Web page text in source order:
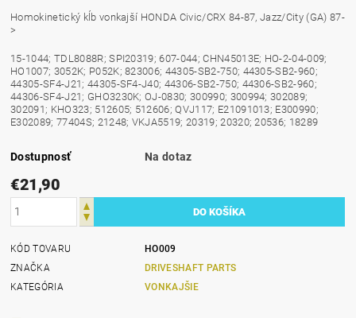
Homokinetický kĺb vonkajší HONDA Civic/CRX 84-87, Jazz/City (GA) 87-
>
15-1044; TDL8088R; SPI20319; 607-044; CHN45013E; HO-2-04-009;
HO1007; 3052K; P052K; 823006; 44305-SB2-750; 44305-SB2-960;
44305-SF4-J21; 44305-SF4-J40; 44306-SB2-750; 44306-SB2-960;
44306-SF4-J21; GHO3230K; OJ-0830; 300990; 300994; 302089;
302091; KHO323; 512605; 512606; QVJ117; E21091013; E300990;
E302089; 77404S; 21248; VKJA5519; 20319; 20320; 20536; 18289
Dostupnosť Na dotaz
€21,90
KÓD TOVARU
HO009
ZNAČKA
DRIVESHAFT PARTS
KATEGÓRIA
VONKAJŠIE